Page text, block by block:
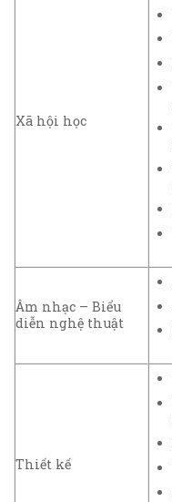
Xã hội học
Âm nhạc – Biểu
diễn nghệ thuật
Thiết kế